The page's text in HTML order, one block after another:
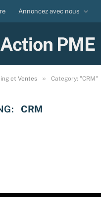
Annoncez avec nous
et Ventes » Category: "CRM"
CRM